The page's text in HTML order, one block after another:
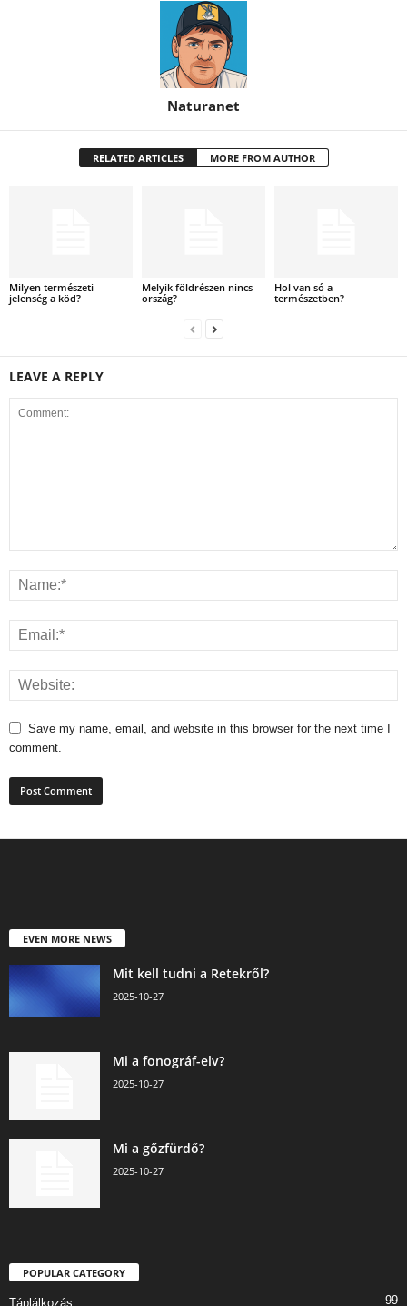
Naturanet
RELATED ARTICLES MORE FROM AUTHOR
Milyen természeti
jelenség a köd?
Melyik földrészen nincs
ország?
Hol van só a
természetben?
LEAVE A REPLY
Save my name, email, and website in this browser for the next time I
comment.
EVEN MORE NEWS
Mit kell tudni a Retekről?
2025-10-27
Mi a fonográf-elv?
2025-10-27
Mi a gőzfürdő?
2025-10-27
POPULAR CATEGORY
Táplálkozás 99